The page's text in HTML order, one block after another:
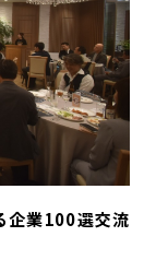
る 企業100選
談
企業100選交流